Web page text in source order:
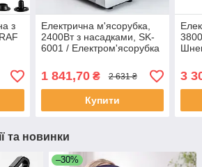
з
Електрична м'ясорубка,
2400Вт з насадками, SK-
6001 / Електром'ясорубка
1 841,70₴ 2 631 ₴
Купити
3
та новинки
–30%